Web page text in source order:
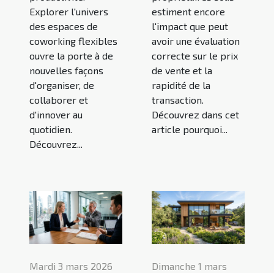
Explorer l'univers
des espaces de
coworking flexibles
ouvre la porte à de
nouvelles façons
d'organiser, de
collaborer et
d'innover au
quotidien.
Découvrez...
estiment encore
l'impact que peut
avoir une évaluation
correcte sur le prix
de vente et la
rapidité de la
transaction.
Découvrez dans cet
article pourquoi...
Mardi 3 mars 2026
Dimanche 1 mars